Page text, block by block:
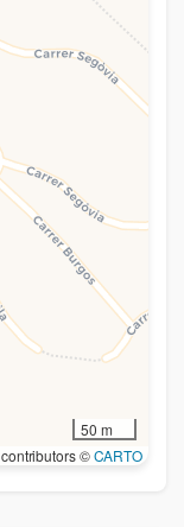
50 m
contributors ©CARTO